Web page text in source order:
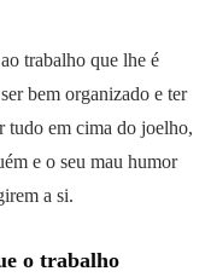
trabalho que lhe é
bem organizado e ter
tudo em cima do joelho,
e o seu mau humor
a si.
o trabalho